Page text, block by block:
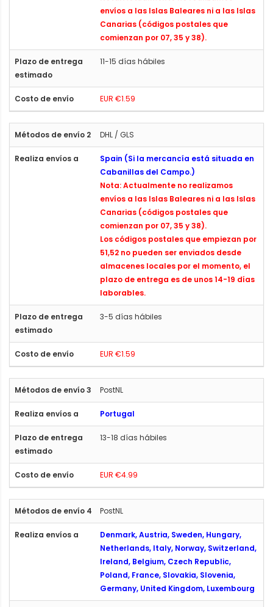
envíos a las Islas Baleares ni a las Islas
Canarias (códigos postales que
comienzan por 07, 35 y 38).
11-15 días hábiles
EUR €1.59
DHL / GLS
Spain (Si la mercancía está situada en
Cabanillas del Campo.)
Nota: Actualmente no realizamos
envíos a las Islas Baleares ni a las Islas
Canarias (códigos postales que
comienzan por 07, 35 y 38).
Los códigos postales que empiezan por
51,52 no pueden ser enviados desde
almacenes locales por el momento, el
plazo de entrega es de unos 14-19 días
laborables.
3-5 días hábiles
EUR €1.59
PostNL
Portugal
13-18 días hábiles
EUR €4.99
PostNL
Denmark, Austria, Sweden, Hungary,
Netherlands, Italy, Norway, Switzerland,
Ireland, Belgium, Czech Republic,
Poland, France, Slovakia, Slovenia,
Germany, United Kingdom, Luxembourg